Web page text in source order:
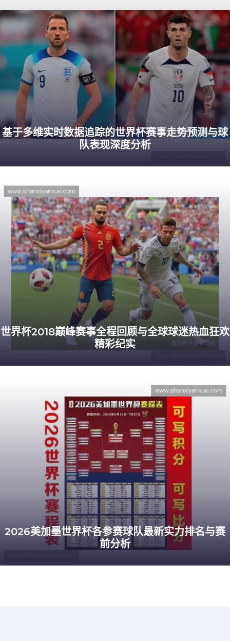
基于多维实时数据追踪的世界杯赛事走势预测与球
队表现深度分析
世界杯2018巅峰赛事全程回顾与全球球迷热血狂欢
精彩纪实
2026美加墨世界杯各参赛球队最新实力排名与赛
前分析